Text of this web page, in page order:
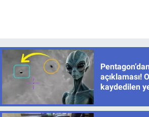
açıklaması!
kaydedilen